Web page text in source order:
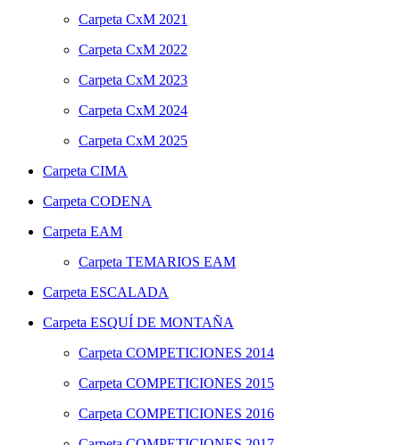
Carpeta CxM 2021
Carpeta CxM 2022
Carpeta CxM 2023
Carpeta CxM 2024
Carpeta CxM 2025
Carpeta CIMA
Carpeta CODENA
Carpeta EAM
Carpeta TEMARIOS EAM
Carpeta ESCALADA
Carpeta ESQUÍ DE MONTAÑA
Carpeta COMPETICIONES 2014
Carpeta COMPETICIONES 2015
Carpeta COMPETICIONES 2016